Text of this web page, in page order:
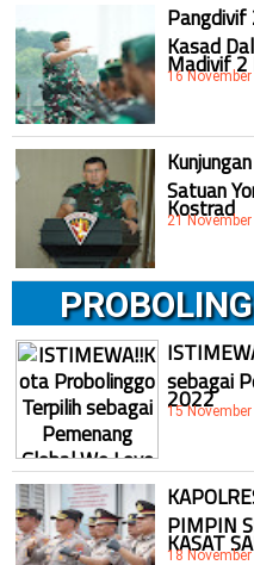
Pangdivif
Kasad
Madivif 2
16
Satuan
Kostrad
21
sebagai
2022
15
PIMPIN
KASAT
18